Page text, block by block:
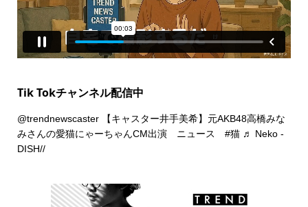
Tik Tokチャンネル配信中
@trendnewscaster【キャスター井手美希】元AKB48高橋みな
みさんの愛猫にゃーちゃんCM出演 ニュース #猫 ♬ Neko -
DISH//